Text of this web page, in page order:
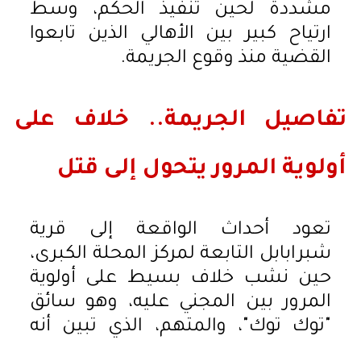
مشددة لحين تنفيذ الحكم، وسط
ارتياح كبير بين الأهالي الذين تابعوا
القضية منذ وقوع الجريمة.
تفاصيل الجريمة.. خلاف على
أولوية المرور يتحول إلى قتل
تعود أحداث الواقعة إلى قرية
شبرابابل التابعة لمركز المحلة الكبرى،
حين نشب خلاف بسيط على أولوية
المرور بين المجني عليه، وهو سائق
"توك توك"، والمتهم، الذي تبين أنه